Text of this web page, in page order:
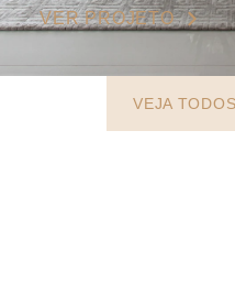
VER PROJETO
VEJA